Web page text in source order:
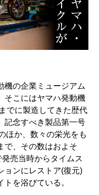
の企業ミュージアム
そこにはヤマハ発動機
でに製造してきた歴代
記念すべき製品第一号
ほか、数々の栄光をも
で、その数はおよそ
売当時からタイムス
ョンにレストア(復元)
を浴びている。